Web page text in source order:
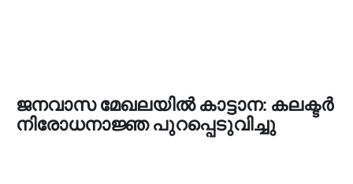
ജനവാസ മേഖലയില്‍ കാട്ടാന: കലക്ടര്‍
നിരോധനാജ്ഞ പുറപ്പെടുവിച്ചു